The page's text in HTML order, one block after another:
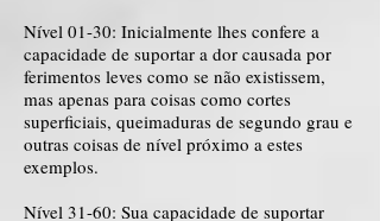
Nível 01-30: Inicialmente lhes confere a
capacidade de suportar a dor causada por
ferimentos leves como se não existissem,
mas apenas para coisas como cortes
superficiais, queimaduras de segundo grau e
outras coisas de nível próximo a estes
exemplos.
Nível 31-60: Sua capacidade de suportar